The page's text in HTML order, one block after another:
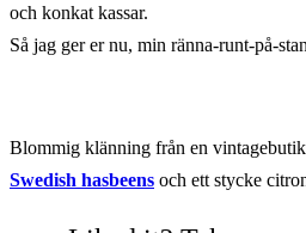
och konkat kassar.
Så jag ger er nu, min ränna-runt-på-
Blommig klänning från en
Swedish hasbeens och ett stycke